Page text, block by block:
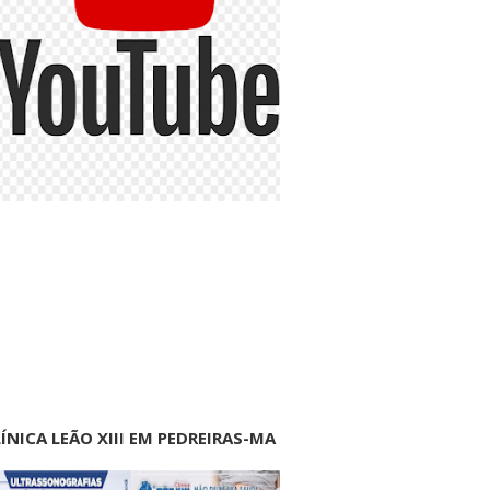
LEÃO XIII EM PEDREIRAS-MA